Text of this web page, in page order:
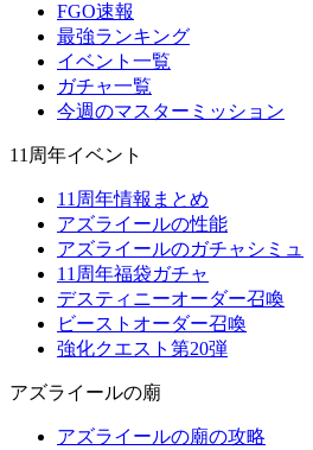
FGO速報
最強ランキング
イベント一覧
ガチャ一覧
今週のマスターミッション
11周年イベント
11周年情報まとめ
アズライールの性能
アズライールのガチャシミュ
11周年福袋ガチャ
デスティニーオーダー召喚
ビーストオーダー召喚
強化クエスト第20弾
アズライールの廟
アズライールの廟の攻略